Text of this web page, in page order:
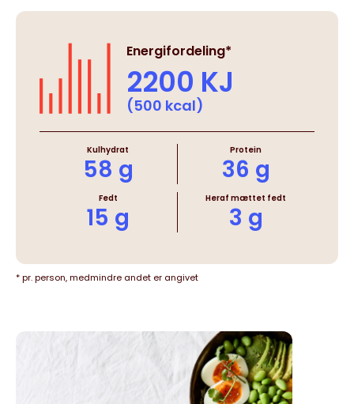
Energifordeling*
2200 KJ
(500 kcal)
Kulhydrat
58 g
Protein
36 g
Fedt
15 g
Heraf mættet fedt
3 g
* pr. person, medmindre andet er angivet